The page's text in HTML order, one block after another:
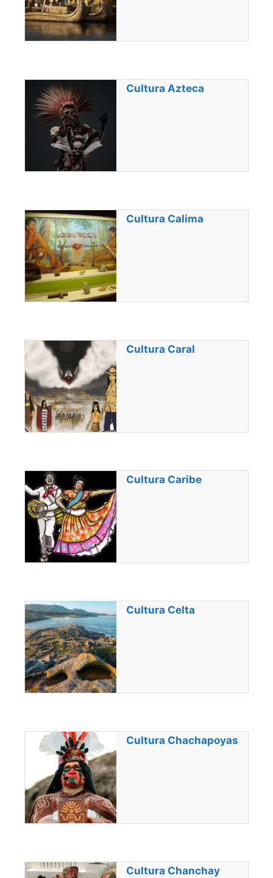
Cultura Azteca
Cultura Calima
Cultura Caral
Cultura Caribe
Cultura Celta
Cultura Chachapoyas
Cultura Chanchay